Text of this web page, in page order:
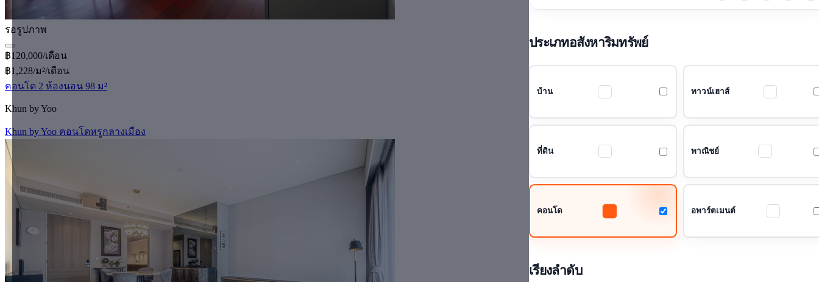
ประเภทอสังหาริมทรัพย์
บ้าน ทาวน์เฮาส์
ที่ดิน พาณิชย์
คอนโด อพาร์ตเมนต์
เรียงลำดับ
รอรูปภาพ
฿120,000/เดือน
฿1,228/ม²/เดือน
คอนโด 2 ห้องนอน 98 ม²
Khun by Yoo
Khun by Yoo คอนโดหรูกลางเมือง